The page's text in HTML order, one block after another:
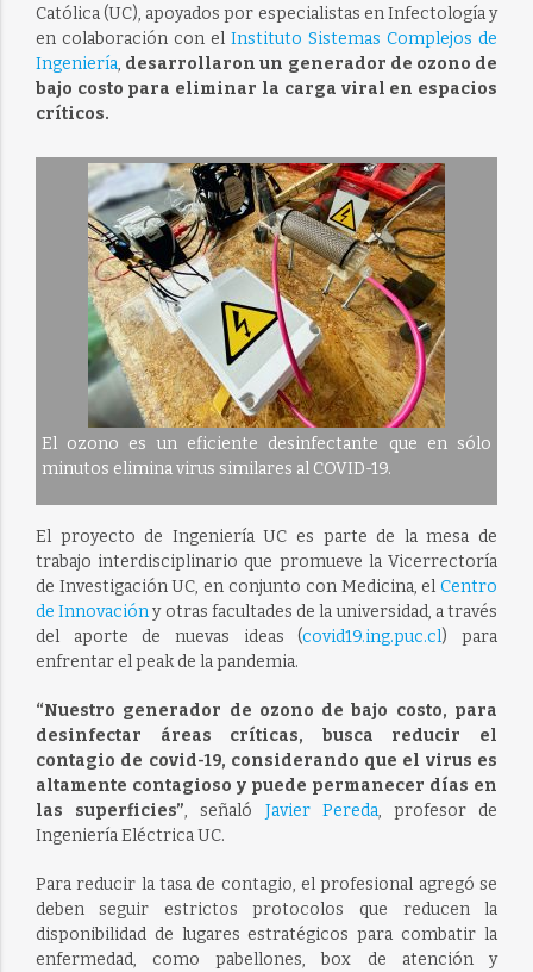
Católica (UC), apoyados por especialistas en Infectología y
en colaboración con el Instituto Sistemas Complejos de
Ingeniería, desarrollaron un generador de ozono de
bajo costo para eliminar la carga viral en espacios
críticos.
El ozono es un eficiente desinfectante que en sólo
minutos elimina virus similares al COVID-19.
El proyecto de Ingeniería UC es parte de la mesa de
trabajo interdisciplinario que promueve la Vicerrectoría
de Investigación UC, en conjunto con Medicina, elCentro
de Innovacióny otras facultades de la universidad, a través
del aporte de nuevas ideas (covid19.ing.puc.cl) para
enfrentar el peak de la pandemia.
“Nuestro generador de ozono de bajo costo, para
desinfectar áreas críticas, busca reducir el
contagio de covid-19, considerando que el virus es
altamente contagioso y puede permanecer días en
las superficies”, señaló Javier Pereda, profesor de
Ingeniería Eléctrica UC.
Para reducir la tasa de contagio, el profesional agregó se
deben seguir estrictos protocolos que reducen la
disponibilidad de lugares estratégicos para combatir la
enfermedad, como pabellones, box de atención y